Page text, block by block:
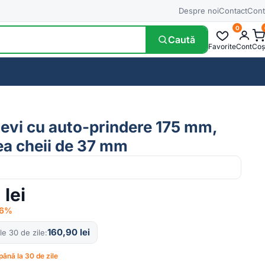
Despre noiContactCont
Caută
Favorite
0
ContCoș
cu auto-prindere 175 mm,
cheii de 37 mm
lei
30 de zile 160,90 lei
la 30 de zile